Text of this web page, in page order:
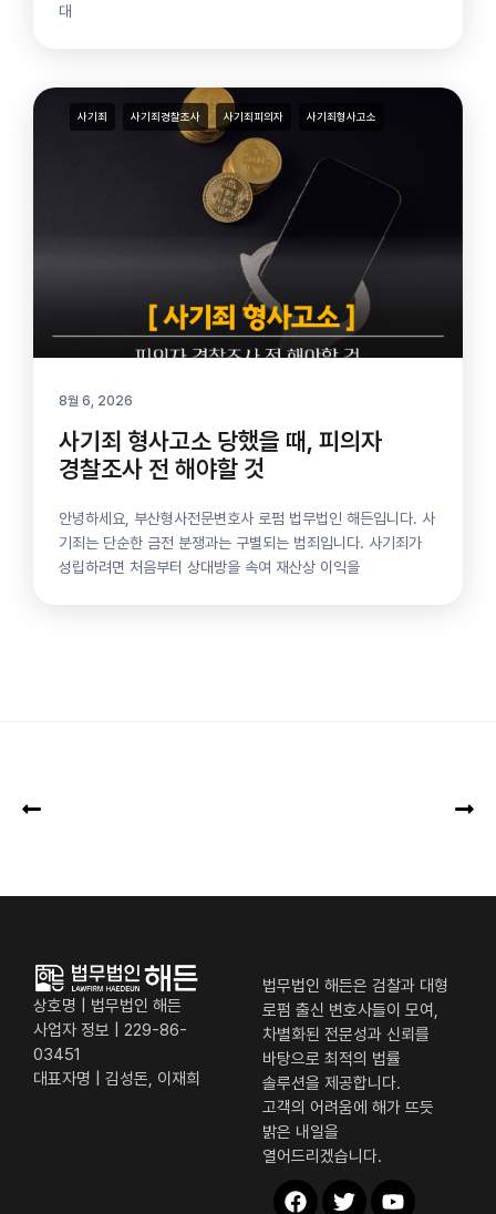
대
사기죄 사기죄경찰조사 사기죄피의자 사기죄형사고소
8월 6, 2026
사기죄 형사고소 당했을 때, 피의자
경찰조사 전 해야할 것
안녕하세요, 부산형사전문변호사 로펌 법무법인 해든입니다. 사
기죄는 단순한 금전 분쟁과는 구별되는 범죄입니다. 사기죄가
성립하려면 처음부터 상대방을 속여 재산상 이익을
상호명 | 법무법인 해든
사업자 정보 | 229-86-
03451
대표자명 | 김성돈, 이재희
법무법인 해든은 검찰과 대형
로펌 출신 변호사들이 모여,
차별화된 전문성과 신뢰를
바탕으로 최적의 법률
솔루션을 제공합니다.
고객의 어려움에 해가 뜨듯
밝은 내일을
열어드리겠습니다.